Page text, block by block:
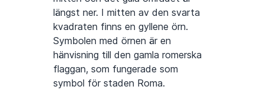
längst ner. I mitten av den svarta
kvadraten finns en gyllene örn.
Symbolen med örnen är en
hänvisning till den gamla romerska
flaggan, som fungerade som
symbol för staden Roma.